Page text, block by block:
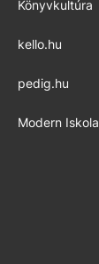
Könyvkultúra
kello.hu
pedig.hu
Modern Iskola